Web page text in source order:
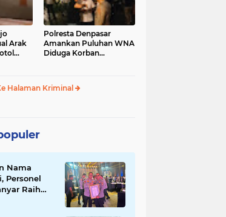
Arak
Polresta Denpasar
Amankan Puluhan WNA
Diduga Korban
Halaman Kriminal
Nama
Personel
Raih